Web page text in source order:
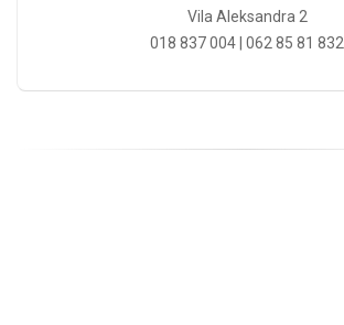
Vila Aleksandra 2
018 837 004 | 062 85 81 832